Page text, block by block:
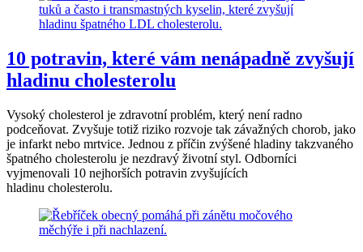
10 potravin, které vám nenápadně zvyšují
hladinu cholesterolu
Vysoký cholesterol je zdravotní problém, který není radno
podceňovat. Zvyšuje totiž riziko rozvoje tak závažných chorob, jako
je infarkt nebo mrtvice. Jednou z příčin zvýšené hladiny takzvaného
špatného cholesterolu je nezdravý životní styl. Odborníci
vyjmenovali 10 nejhorších potravin zvyšujících
hladinu cholesterolu.